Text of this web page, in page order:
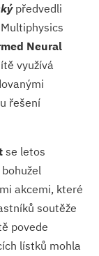
předvedli
Neural
využívá
řešení
se letos
akcemi, které
soutěže
povede
lístků mohla